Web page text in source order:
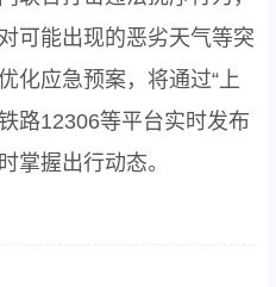
可能出现的恶劣天气等突
化应急预案，将通过“上
路12306等平台实时发布
掌握出行动态。